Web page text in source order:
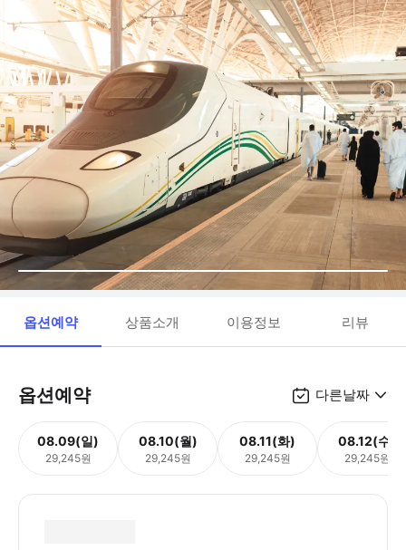
옵션예약 상품소개 이용정보 리뷰
옵션예약 다른날짜
08.09(일)
29,245원
08.10(월)
29,245원
08.11(화)
29,245원
08.12(수)
29,245원